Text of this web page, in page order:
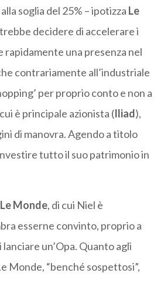
soglia del 25% – ipotizza Le
decidere di accelerare i
rapidamente una presenza nel
contrariamente all’industriale
per proprio conto e non a
è principale azionista (Iliad),
di manovra. Agendo a titolo
tutto il suo patrimonio in
Le Monde, di cui Niel è
esserne convinto, proprio a
lanciare un’Opa. Quanto agli
Monde, “benché sospettosi”,